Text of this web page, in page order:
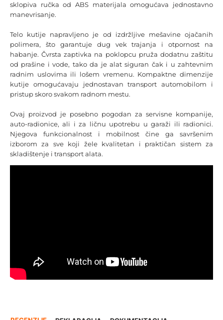
sklopiva ručka od ABS materijala omogućava jednostavno
manevrisanje.
Telo kutije napravljeno je od izdržljive mešavine ojačanih
polimera, što garantuje dug vek trajanja i otpornost na
habanje. Čvrsta zaptivka na poklopcu pruža dodatnu zaštitu
od prašine i vode, tako da je alat siguran čak i u zahtevnim
radnim uslovima ili lošem vremenu. Kompaktne dimenzije
kutije omogućavaju jednostavan transport automobilom i
pristup skoro svakom radnom mestu.
Ovaj proizvod je posebno pogodan za servisne kompanije,
auto-radionice, ali i za ličnu upotrebu u garaži ili radionici.
Njegova funkcionalnost i mobilnost čine ga savršenim
izborom za sve koji žele kvalitetan i praktičan sistem za
skladištenje i transport alata.